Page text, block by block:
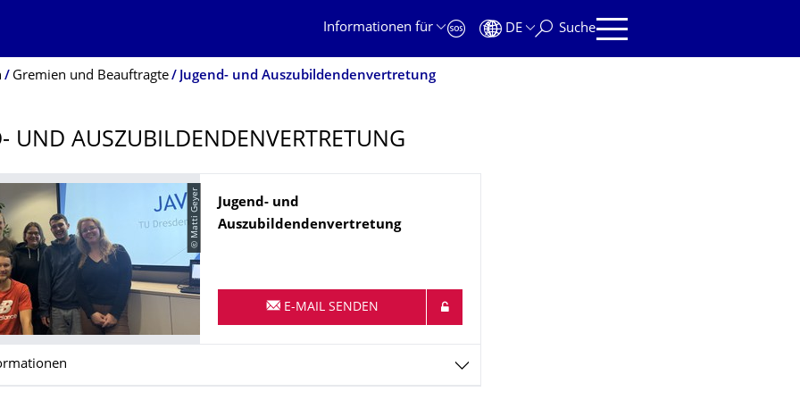
Informationen für
DE Suche
Gremien und Beauftragte Jugend- und Auszubildendenvertretung
UND AUSZUBILDENDEN­VERTRETUNG
© Matti Geyer Name
Jugend- und
Auszubildendenvertretung
E-MAIL SENDEN